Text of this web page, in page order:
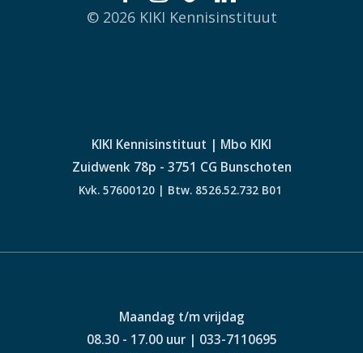
© 2026 KIKI Kennisinstituut
KIKI Kennisinstituut | Mbo KIKI
Zuidwenk 78p - 3751 CG Bunschoten
Kvk. 57600120 | Btw. 8526.52.732 B01
Maandag t/m vrijdag
08.30 - 17.00 uur | 033-7110695